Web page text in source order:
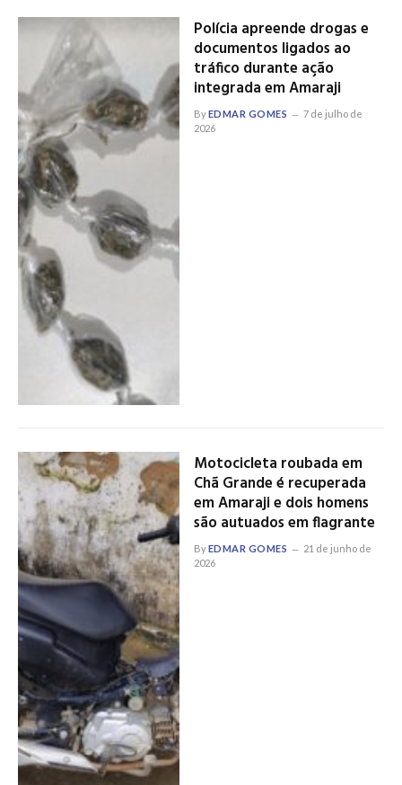
Polícia apreende drogas e
documentos ligados ao
tráfico durante ação
integrada em Amaraji
ByEDMAR GOMES
7 de julho de
2026
Motocicleta roubada em
Chã Grande é recuperada
em Amaraji e dois homens
são autuados em flagrante
ByEDMAR GOMES
21 de junho de
2026